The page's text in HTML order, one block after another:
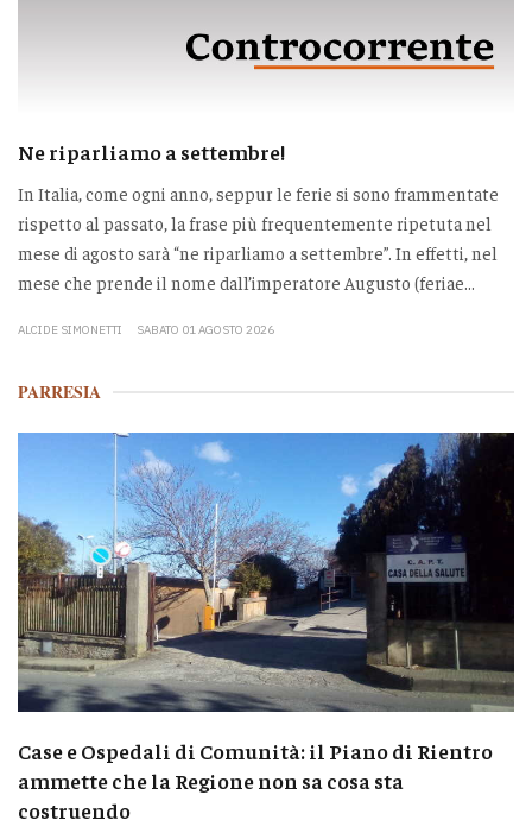
Ne riparliamo a settembre!
In Italia, come ogni anno, seppur le ferie si sono frammentate
rispetto al passato, la frase più frequentemente ripetuta nel
mese di agosto sarà “ne riparliamo a settembre”. In effetti, nel
mese che prende il nome dall’imperatore Augusto (feriae...
ALCIDE SIMONETTI SABATO 01 AGOSTO 2026
PARRESIA
Case e Ospedali di Comunità: il Piano di Rientro
ammette che la Regione non sa cosa sta
costruendo